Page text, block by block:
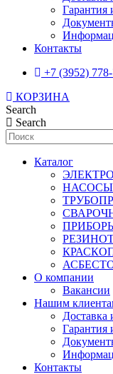
Гарантия
Контакты
+7 (3952)
КОРЗИНА
Search
Search
Каталог
НАСОСЫ
О компании
Вакансии
Нашим
Доставка
Гарантия
Контакты